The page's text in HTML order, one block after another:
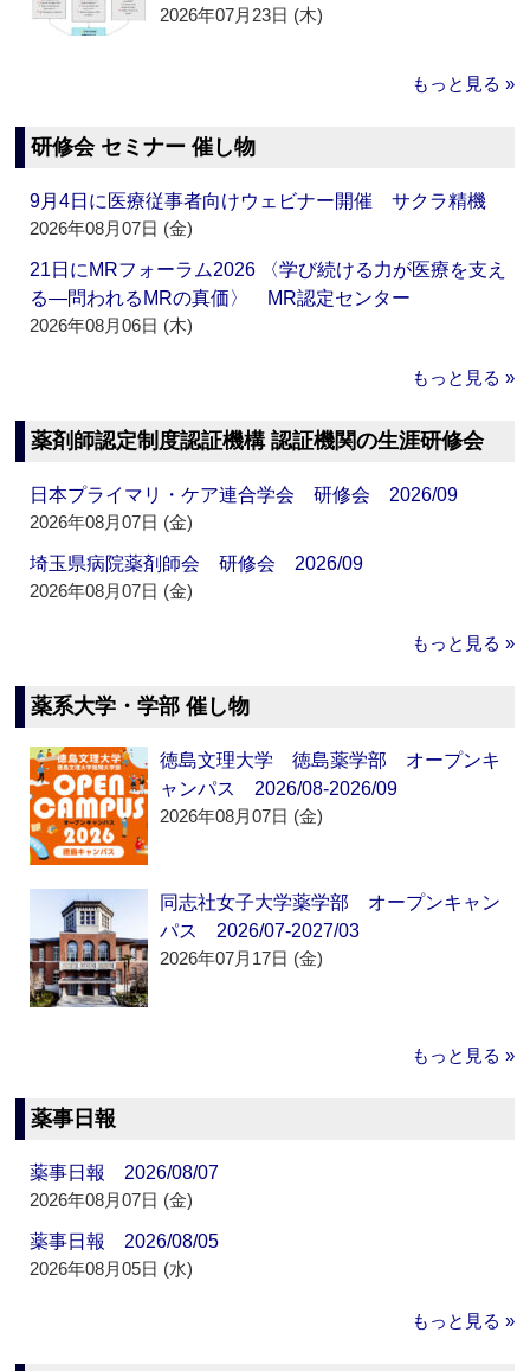
2026年07月23日 (木)
もっと見る »
研修会 セミナー 催し物
9月4日に医療従事者向けウェビナー開催 サクラ精機
2026年08月07日 (金)
21日にMRフォーラム2026 〈学び続ける力が医療を支え
る―問われるMRの真価〉 MR認定センター
2026年08月06日 (木)
もっと見る »
薬剤師認定制度認証機構 認証機関の生涯研修会
日本プライマリ・ケア連合学会 研修会 2026/09
2026年08月07日 (金)
埼玉県病院薬剤師会 研修会 2026/09
2026年08月07日 (金)
もっと見る »
薬系大学・学部 催し物
徳島文理大学 徳島薬学部 オープンキ
ャンパス 2026/08-2026/09
2026年08月07日 (金)
同志社女子大学薬学部 オープンキャン
パス 2026/07-2027/03
2026年07月17日 (金)
もっと見る »
薬事日報
薬事日報 2026/08/07
2026年08月07日 (金)
薬事日報 2026/08/05
2026年08月05日 (水)
もっと見る »